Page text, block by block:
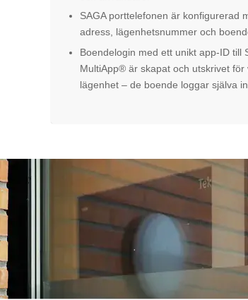
SAGA porttelefonen är konfigurerad
adress, lägenhetsnummer och
Boendelogin med ett unikt app-ID till
MultiApp® är skapat och utskrivet för
lägenhet – de boende loggar själva in